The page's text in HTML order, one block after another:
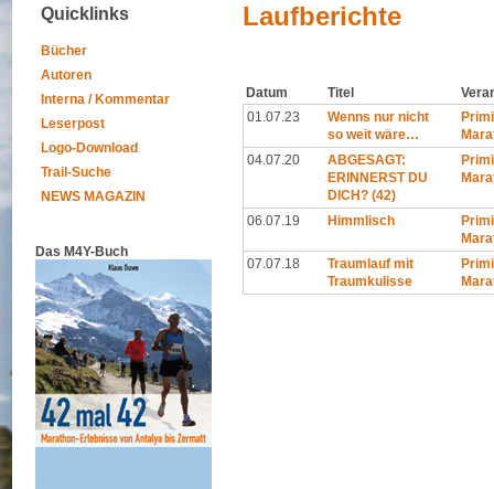
Quicklinks
Bücher
Autoren
Interna / Kommentar
Leserpost
Logo-Download
Trail-Suche
NEWS MAGAZIN
Das M4Y-Buch
Laufberichte
Datum Titel
01.07.23
Wenns nur nicht
so weit wäre…
04.07.20
ABGESAGT:
ERINNERST DU
DICH? (42)
06.07.19 Himmlisch
07.07.18
Traumlauf mit
Traumkulisse